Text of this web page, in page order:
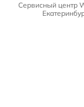
Сервисный центр